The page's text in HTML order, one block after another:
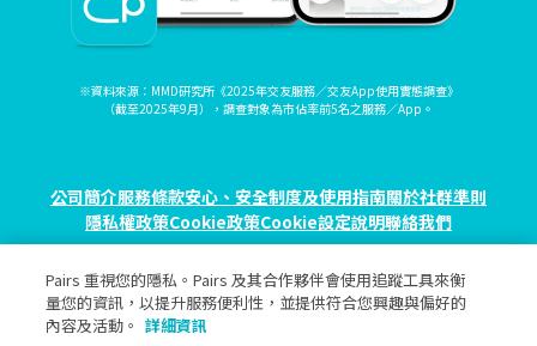
※資料來源：MMD研究所《2025年交友服務／交友App使用實態調查》
（截至2025年9月），調查對象為市佔率前5名之服務／App。
公司簡介服務條款安心、安全制度及使用指南關於社群準則
隱私權政策Cookie政策Cookie設定說明聯絡我們
© eureka, Inc. All rights reserved.
Pairs 重視您的隱私。Pairs 及其合作夥伴會使用追蹤工具來衡
量您的資訊，以提升服務便利性，並提供符合您興趣與偏好的
內容及活動。 詳細資訊